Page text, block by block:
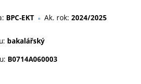
BPC-EKT Ak. rok: 2024/2025
bakalářský
B0714A060003